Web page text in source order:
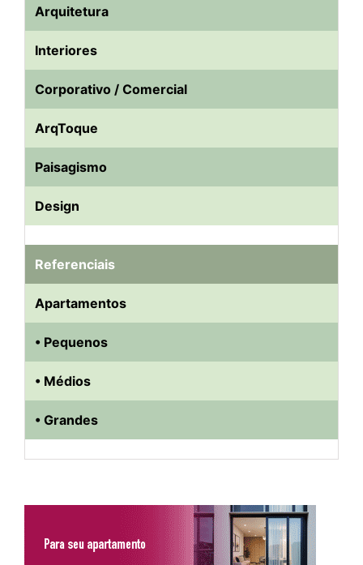
Arquitetura
Interiores
Corporativo / Comercial
ArqToque
Paisagismo
Design
Referenciais
Apartamentos
• Pequenos
• Médios
• Grandes